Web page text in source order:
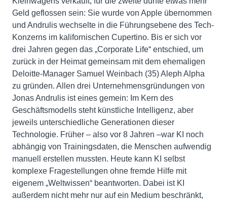
Geld geflossen sein: Sie wurde von Apple übernommen
und Andrulis wechselte in die Führungsebene des Tech-
Konzerns im kalifornischen Cupertino. Bis er sich vor
drei Jahren gegen das „Corporate Life“ entschied, um
zurück in der Heimat gemeinsam mit dem ehemaligen
Deloitte-Manager Samuel Weinbach (35) Aleph Alpha
zu gründen. Allen drei Unternehmensgründungen von
Jonas Andrulis ist eines gemein: Im Kern des
Geschäftsmodells steht künstliche Intelligenz, aber
jeweils unterschiedliche Generationen dieser
Technologie. Früher – also vor 8 Jahren –war KI noch
abhängig von Trainingsdaten, die Menschen aufwendig
manuell erstellen mussten. Heute kann KI selbst
komplexe Fragestellungen ohne fremde Hilfe mit
eigenem „Weltwissen“ beantworten. Dabei ist KI
außerdem nicht mehr nur auf ein Medium beschränkt,